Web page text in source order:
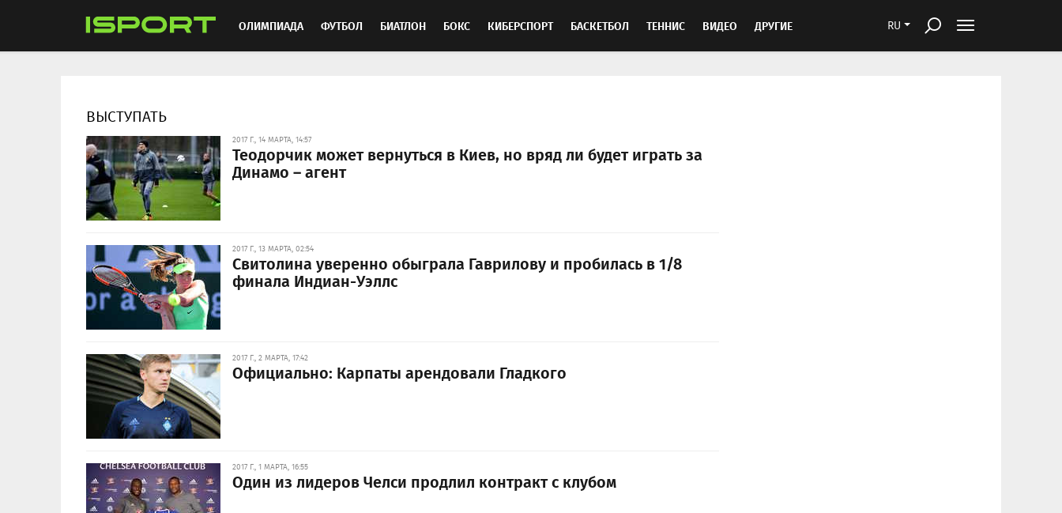
RU
ОЛИМПИАДА ФУТБОЛ БИАТЛОН БОКС КИБЕРСПОРТ БАСКЕТБОЛ ТЕННИС ВИДЕО ДРУГИЕ
ВЫСТУПАТЬ
2017 Г., 14 МАРТА, 14:57
Теодорчик может вернуться в Киев, но вряд ли будет играть за
Динамо – агент
2017 Г., 13 МАРТА, 02:54
Свитолина уверенно обыграла Гаврилову и пробилась в 1/8
финала Индиан-Уэллс
2017 Г., 2 МАРТА, 17:42
Официально: Карпаты арендовали Гладкого
2017 Г., 1 МАРТА, 16:55
Один из лидеров Челси продлил контракт с клубом